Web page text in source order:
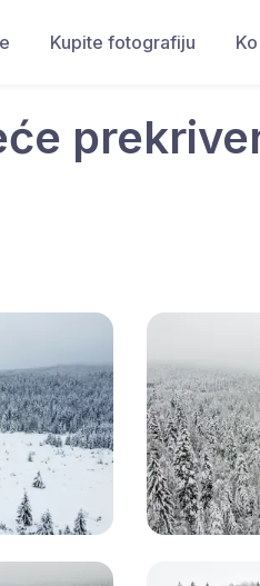
Kupite fotografiju